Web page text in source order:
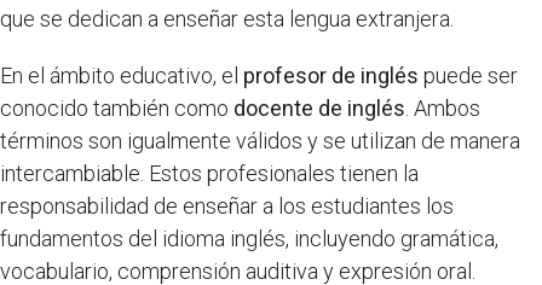
que se dedican a enseñar esta lengua extranjera.
En el ámbito educativo, el profesor de inglés puede ser
conocido también como docente de inglés . Ambos
términos son igualmente válidos y se utilizan de manera
intercambiable. Estos profesionales tienen la
responsabilidad de enseñar a los estudiantes los
fundamentos del idioma inglés, incluyendo gramática,
vocabulario, comprensión auditiva y expresión oral.